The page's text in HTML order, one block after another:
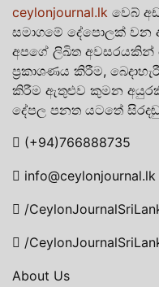
ceylonjournal.lk වෙබ්
සමාගමේ දේපොලක් වන
අපගේ ලිඛිත අවසරයකින්
ප්‍රකාශණය කිරීම,
කිරීම ඇතුළුව කුමන
දේපල පනත යටතේ
(+94)766888735
info@ceylonjournal.lk
/
/
About Us